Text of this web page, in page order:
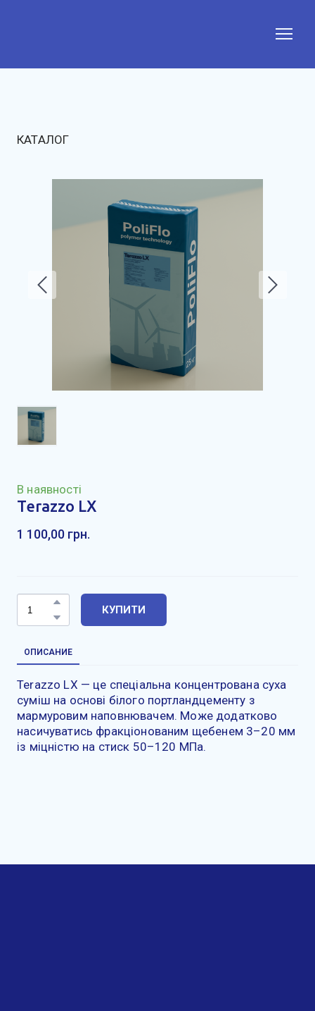
КАТАЛОГ
В наявності
Terazzo LX
1 100,00 грн.
КУПИТИ
ОПИСАНИЕ
Terazzo LX — це спеціальна концентрована суха
суміш на основі білого портландцементу з
мармуровим наповнювачем. Може додатково
насичуватись фракціонованим щебенем 3–20 мм
із міцністю на стиск 50–120 МПа.